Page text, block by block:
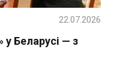
Беларусі — з
22.07.2026